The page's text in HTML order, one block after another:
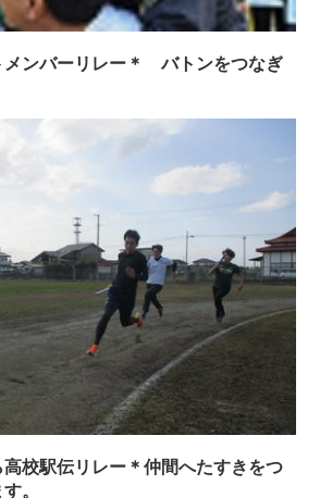
メンバーリレー＊ バトンをつなぎ
校駅伝リレー＊仲間へたすきをつ
。